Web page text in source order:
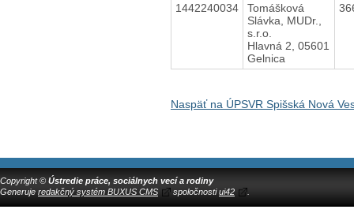
1442240034
Tomášková
Slávka, MUDr.,
s.r.o.
Hlavná 2, 05601
Gelnica
Naspäť na ÚPSVR Spišská Nová
Copyright © Ústredie práce, sociálnych vecí a rodiny
Generuje redakčný systém BUXUS CMS spoločnostiui42